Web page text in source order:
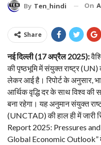
By Ten_hindi On
Share
नई दिल्ली (17 अप्रैल 2025):
की पृष्ठभूमि में संयुक्त राष्ट्र (UN)
लेकर आई है। रिपोर्ट के अनुसार,
आर्थिक वृद्धि दर के साथ विश्व
बना रहेगा। यह अनुमान संयुक्त
(UNCTAD) की हाल ही में जारी
Report 2025: Pressures
Global Economic Outlook”